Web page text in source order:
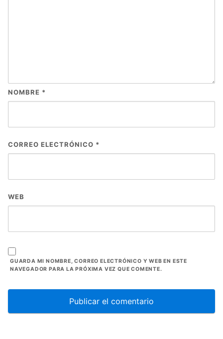
NOMBRE *
CORREO ELECTRÓNICO *
WEB
GUARDA MI NOMBRE, CORREO ELECTRÓNICO Y WEB EN ESTE
NAVEGADOR PARA LA PRÓXIMA VEZ QUE COMENTE.